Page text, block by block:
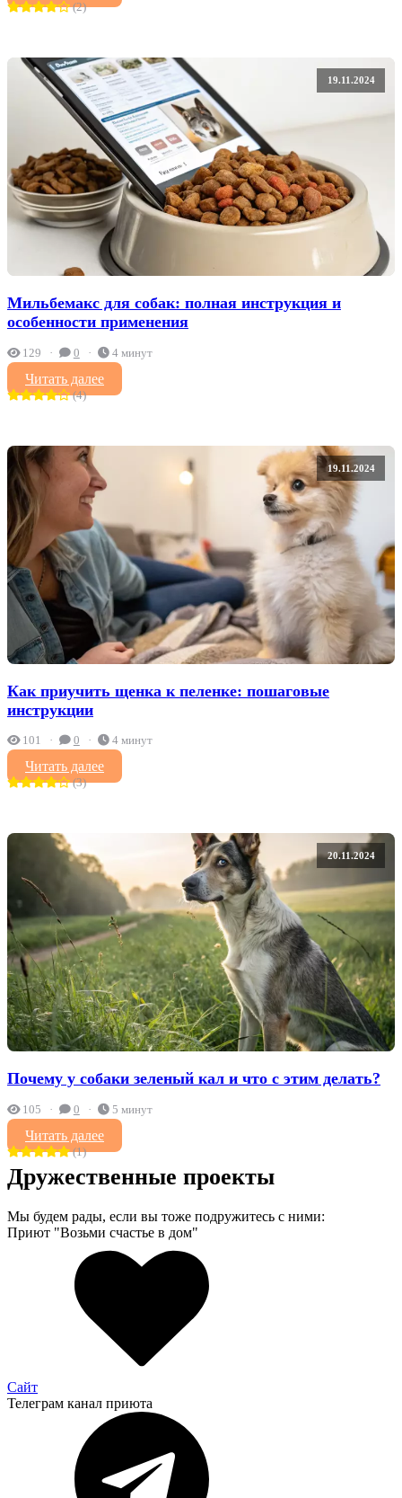
(2)
19.11.2024
Мильбемакс для собак: полная инструкция и
особенности применения
129 0 4 минут
Читать далее
(4)
19.11.2024
Как приучить щенка к пеленке: пошаговые
инструкции
101 0 4 минут
Читать далее
(3)
20.11.2024
Почему у собаки зеленый кал и что с этим делать?
105 0 5 минут
Читать далее
(1)
Дружественные проекты
Мы будем рады, если вы тоже подружитесь с ними:
Приют "Возьми счастье в дом"
Сайт
Телеграм канал приюта